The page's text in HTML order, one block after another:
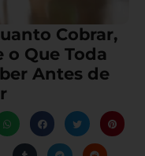
Cobrar,
o Que Toda
Antes de